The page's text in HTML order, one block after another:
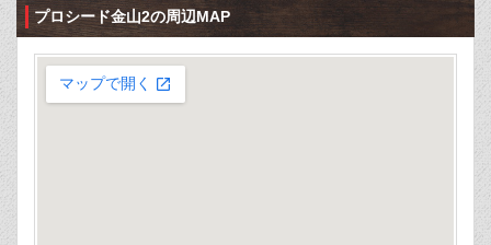
プロシード金山2の周辺MAP